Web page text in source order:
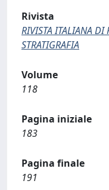
Rivista
RIVISTA ITALIANA DI
STRATIGRAFIA
Volume
118
Pagina iniziale
183
Pagina finale
191